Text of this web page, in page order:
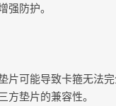
防护。
可能导致卡箍无法
垫片的兼容性。